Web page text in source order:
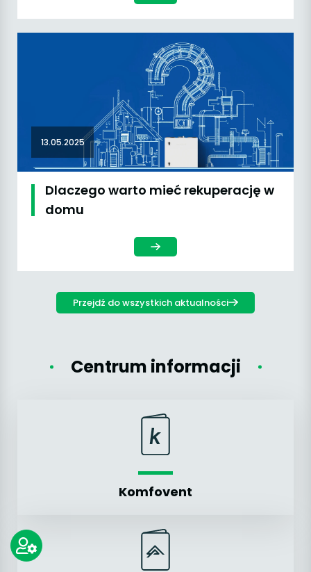
13.05.2025
Dlaczego warto mieć rekuperację w
domu
Przejdź do wszystkich aktualności
Centrum informacji
Komfovent